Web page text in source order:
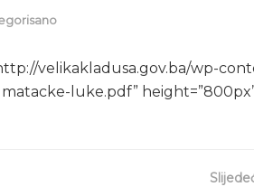
velikakladusa.gov.ba/wp-
luke.pdf”